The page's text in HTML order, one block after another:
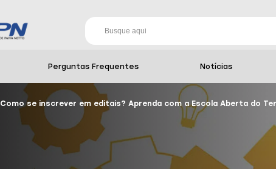
Perguntas Frequentes Notícias
Como se inscrever em editais? Aprenda com a Escola Aberta do